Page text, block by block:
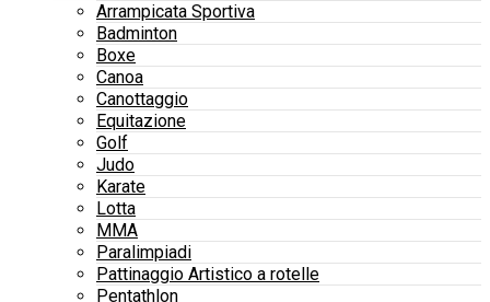
Arrampicata Sportiva
Badminton
Boxe
Canoa
Canottaggio
Equitazione
Golf
Judo
Karate
Lotta
MMA
Paralimpiadi
Pattinaggio Artistico a rotelle
Pentathlon